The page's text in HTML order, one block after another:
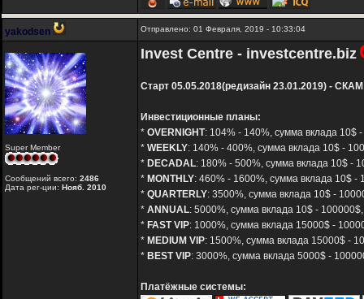
yakodsen Отправлено: 01 Февраля, 2019 - 10:33:04
Super Member
Сообщений всего: 2486
Дата рег-ции: Нояб. 2010
Invest Centre - investcentre.biz
Старт 05.05.2018(редизайн 23.01.2019) -
Инвестиционные планы:
* OVERNIGHT: 104% - 140%, сумма вклада 10$
* WEEKLY: 140% - 400%, сумма вклада 10$ -
* DECADAL: 180% - 500%, сумма вклада 10$ -
* MONTHLY: 460% - 1600%, сумма вклада 10$ -
* QUARTERLY: 3500%, сумма вклада 10$ -
* ANNUAL: 5000%, сумма вклада 10$ -
* FAST VIP: 1000%, сумма вклада 15000$ -
* MEDIUM VIP: 1500%, сумма вклада 15000$ -
* BEST VIP: 3000%, сумма вклада 5000$ -
Платёжные системы: